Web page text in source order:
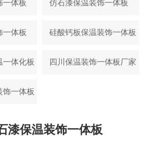
一体板 仿石漆保温装饰一体板
一体板 硅酸钙板保温装饰一体板
一体化板 四川保温装饰一体板厂家
饰一体板
漆保温装饰一体板